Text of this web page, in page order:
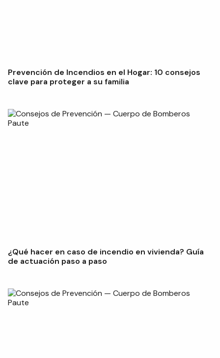
Prevención de Incendios en el Hogar: 10 consejos
clave para proteger a su familia
¿Qué hacer en caso de incendio en vivienda? Guía
de actuación paso a paso